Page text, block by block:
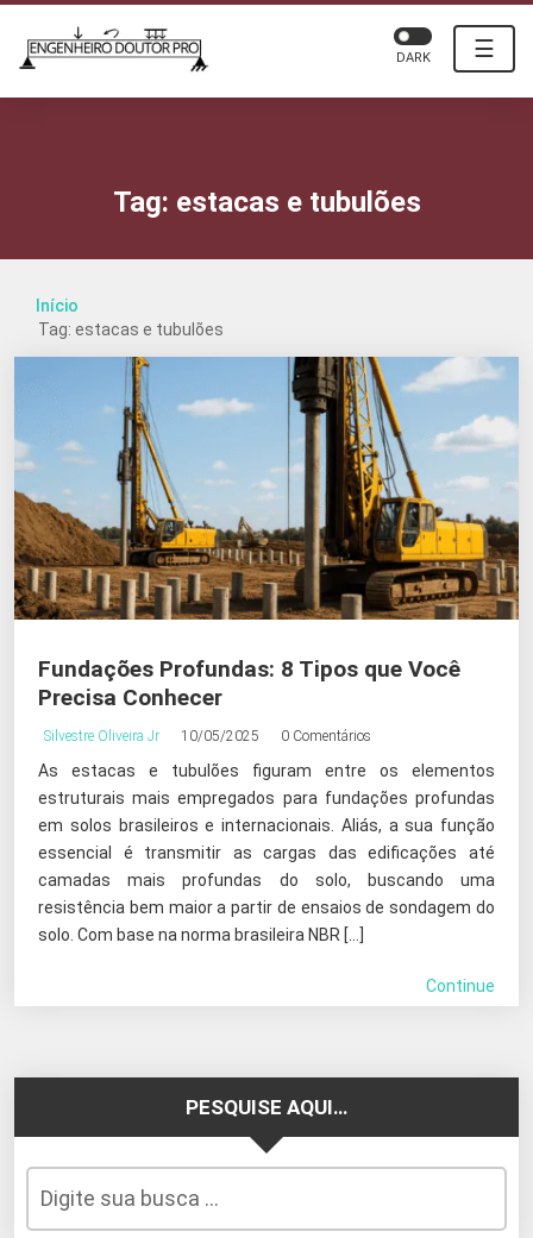
☰
DARK
Tag: estacas e tubulões
Início
Tag: estacas e tubulões
Fundações Profundas: 8 Tipos que Você
Precisa Conhecer
Silvestre Oliveira Jr 10/05/2025 0 Comentários
As estacas e tubulões figuram entre os elementos
estruturais mais empregados para fundações profundas
em solos brasileiros e internacionais. Aliás, a sua função
essencial é transmitir as cargas das edificações até
camadas mais profundas do solo, buscando uma
resistência bem maior a partir de ensaios de sondagem do
solo. Com base na norma brasileira NBR […]
Continue
PESQUISE AQUI…